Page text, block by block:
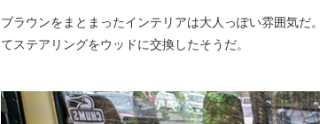
ブラウンをまとまったインテリアは大人っぽい雰囲気
てステアリングをウッドに交換したそうだ。